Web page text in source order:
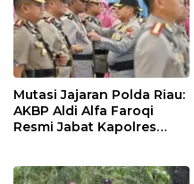
Mutasi Jajaran Polda Riau:
AKBP Aldi Alfa Faroqi
Resmi Jabat Kapolres